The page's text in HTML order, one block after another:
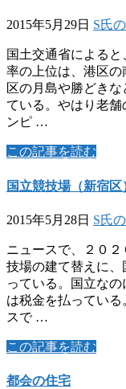
2015年5月29日 S氏
国土交通省による
率の上位は、港区
区の月島や勝どき
ている。やはり老舗
ンピ …
この記事を読む
国立競技場（新宿区
2015年5月28日 S氏
ニュースで、２０
技場の建て替えに
っている。国立な
は税金を払ってい
スで …
この記事を読む
都会の住宅